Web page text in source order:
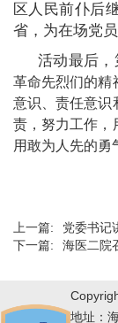
区人民前仆后
省，为在场党
活动最后
革命先烈们的精
意识、责任意识
责，努力工作，
用敢为人先的勇
上一篇:
党委书记
下一篇:
海医二院
地址：